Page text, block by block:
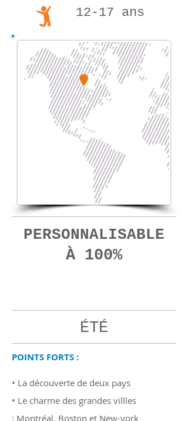
12-17 ans
PERSONNALISABLE
À 100%
ÉTÉ
POINTS FORTS :
• La découverte de deux pays
• Le charme des grandes villles
: Montréal, Boston et New-york